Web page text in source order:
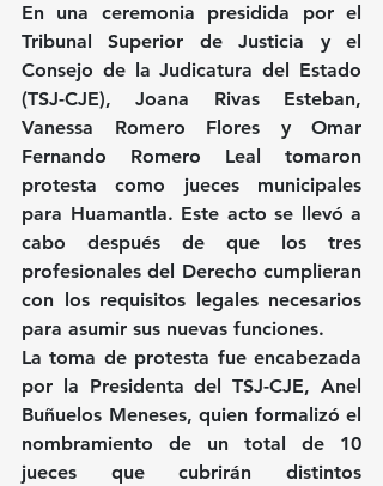
En una ceremonia presidida por el
Tribunal Superior de Justicia y el
Consejo de la Judicatura del Estado
(TSJ-CJE), Joana Rivas Esteban,
Vanessa Romero Flores y Omar
Fernando Romero Leal tomaron
protesta como jueces municipales
para Huamantla. Este acto se llevó a
cabo después de que los tres
profesionales del Derecho cumplieran
con los requisitos legales necesarios
para asumir sus nuevas funciones.
La toma de protesta fue encabezada
por la Presidenta del TSJ-CJE, Anel
Buñuelos Meneses, quien formalizó el
nombramiento de un total de 10
jueces que cubrirán distintos